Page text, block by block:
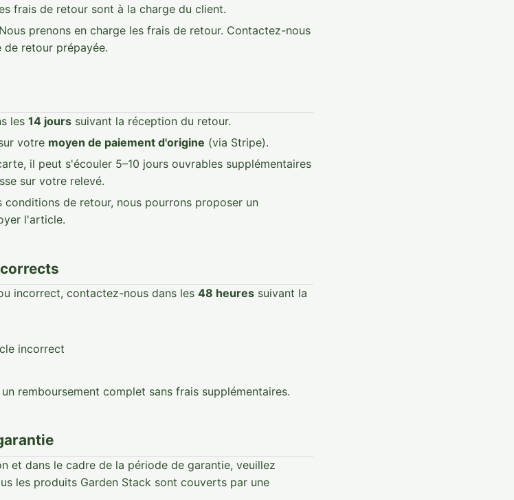
frais de retour sont à la charge du client.
Nous prenons en charge les frais de retour. Contactez-nous
retour prépayée.
les 14 jours suivant la réception du retour.
votre moyen de paiement d'origine (via Stripe).
il peut s'écouler 5–10 jours ouvrables supplémentaires
sur votre relevé.
de retour, nous pourrons proposer un
l'article.
incorrect, contactez-nous dans les 48 heures suivant la
incorrect
remboursement complet sans frais supplémentaires.
et dans le cadre de la période de garantie, veuillez
les produits Garden Stack sont couverts par une